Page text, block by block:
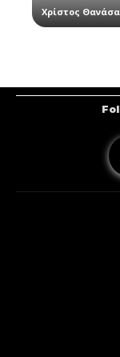
Χρίστος